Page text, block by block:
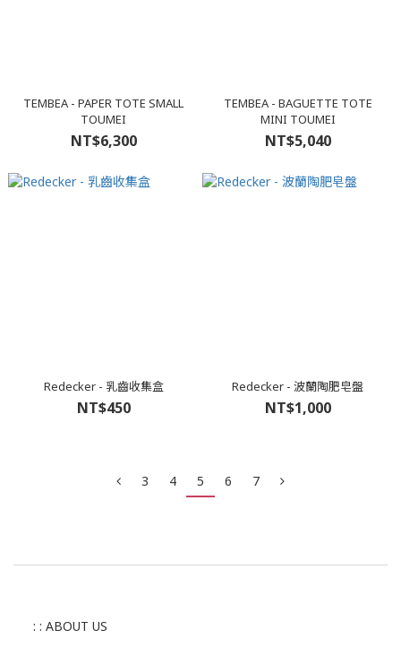
TEMBEA - PAPER TOTE SMALL
TOUMEI
NT$6,300
TEMBEA - BAGUETTE TOTE
MINI TOUMEI
NT$5,040
Redecker - 乳齒收集盒
NT$450
Redecker - 波蘭陶肥皂盤
NT$1,000
3 4 5 6 7
: : ABOUT US